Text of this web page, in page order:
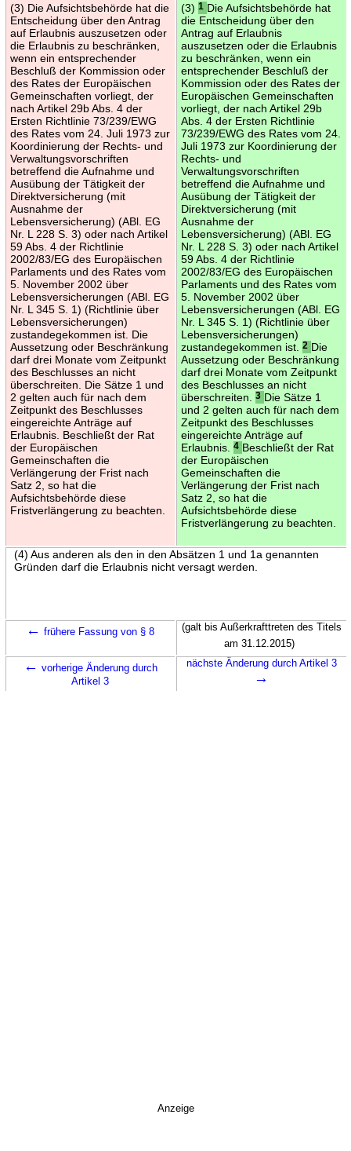
(3) Die Aufsichtsbehörde hat die
Entscheidung über den Antrag
auf Erlaubnis auszusetzen oder
die Erlaubnis zu beschränken,
wenn ein entsprechender
Beschluß der Kommission oder
des Rates der Europäischen
Gemeinschaften vorliegt, der
nach Artikel 29b Abs. 4 der
Ersten Richtlinie 73/239/EWG
des Rates vom 24. Juli 1973 zur
Koordinierung der Rechts- und
Verwaltungsvorschriften
betreffend die Aufnahme und
Ausübung der Tätigkeit der
Direktversicherung (mit
Ausnahme der
Lebensversicherung) (ABl. EG
Nr. L 228 S. 3) oder nach Artikel
59 Abs. 4 der Richtlinie
2002/83/EG des Europäischen
Parlaments und des Rates vom
5. November 2002 über
Lebensversicherungen (ABl. EG
Nr. L 345 S. 1) (Richtlinie über
Lebensversicherungen)
zustandegekommen ist. Die
Aussetzung oder Beschränkung
darf drei Monate vom Zeitpunkt
des Beschlusses an nicht
überschreiten. Die Sätze 1 und
2 gelten auch für nach dem
Zeitpunkt des Beschlusses
eingereichte Anträge auf
Erlaubnis. Beschließt der Rat
der Europäischen
Gemeinschaften die
Verlängerung der Frist nach
Satz 2, so hat die
Aufsichtsbehörde diese
Fristverlängerung zu beachten.
(3) 1 Die Aufsichtsbehörde hat
die Entscheidung über den
Antrag auf Erlaubnis
auszusetzen oder die Erlaubnis
zu beschränken, wenn ein
entsprechender Beschluß der
Kommission oder des Rates der
Europäischen Gemeinschaften
vorliegt, der nach Artikel 29b
Abs. 4 der Ersten Richtlinie
73/239/EWG des Rates vom 24.
Juli 1973 zur Koordinierung der
Rechts- und
Verwaltungsvorschriften
betreffend die Aufnahme und
Ausübung der Tätigkeit der
Direktversicherung (mit
Ausnahme der
Lebensversicherung) (ABl. EG
Nr. L 228 S. 3) oder nach Artikel
59 Abs. 4 der Richtlinie
2002/83/EG des Europäischen
Parlaments und des Rates vom
5. November 2002 über
Lebensversicherungen (ABl. EG
Nr. L 345 S. 1) (Richtlinie über
Lebensversicherungen)
zustandegekommen ist.
2 Die
Aussetzung oder Beschränkung
darf drei Monate vom Zeitpunkt
des Beschlusses an nicht
überschreiten.
3 Die Sätze 1
und 2 gelten auch für nach dem
Zeitpunkt des Beschlusses
eingereichte Anträge auf
Erlaubnis.
4 Beschließt der Rat
der Europäischen
Gemeinschaften die
Verlängerung der Frist nach
Satz 2, so hat die
Aufsichtsbehörde diese
Fristverlängerung zu beachten.
(4) Aus anderen als den in den Absätzen 1 und 1a genannten
Gründen darf die Erlaubnis nicht versagt werden.
← frühere Fassung von § 8
(galt bis Außerkrafttreten des Titels
am 31.12.2015)
← vorherige Änderung durch
Artikel 3
nächste Änderung durch Artikel 3
→
Anzeige